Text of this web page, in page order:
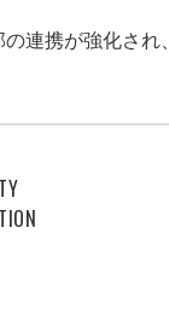
連携が強化され